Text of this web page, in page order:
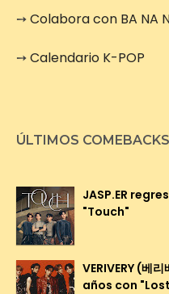
➙Colabora con BA NA
➙Calendario K-POP
ÚLTIMOS COMEBACKS
JASP.ER
"Touch"
VERIVERY (베
años con